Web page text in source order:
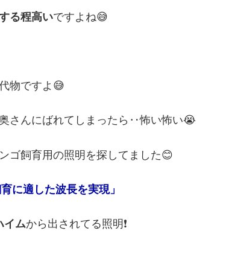
る程高いですよね😅
物ですよ😅
さんにばれてしまったら‥怖い怖い😭
ゴ飼育用の照明を探してました😊
育に適した波長を実現」
イムから出されてる照明❗